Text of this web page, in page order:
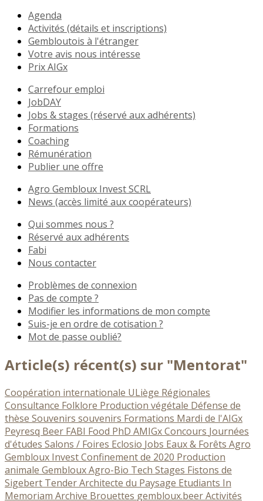
Agenda
Activités (détails et inscriptions)
Gembloutois à l'étranger
Votre avis nous intéresse
Prix AIGx
Carrefour emploi
JobDAY
Jobs & stages (réservé aux adhérents)
Formations
Coaching
Rémunération
Publier une offre
Agro Gembloux Invest SCRL
News (accès limité aux coopérateurs)
Qui sommes nous ?
Réservé aux adhérents
Fabi
Nous contacter
Problèmes de connexion
Pas de compte ?
Modifier les informations de mon compte
Suis-je en ordre de cotisation ?
Mot de passe oublié?
Article(s) récent(s) sur "Mentorat"
Coopération internationale ULiège Régionales
Consultance Folklore Production végétale Défense de
thèse Souvenirs souvenirs Formations Mardi de l'AIGx
Peyresq Beer FABI Food PhD AMIGxConcours Journées
d'études Salons / Foires Eclosio Jobs Eaux & Forêts Agro
Gembloux InvestConfinement de 2020 Production
animale Gembloux Agro-Bio Tech Stages Fistons de
Sigebert TenderArchitecte du Paysage Etudiants In
Memoriam Archive Brouettes gembloux.beerActivités